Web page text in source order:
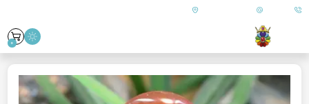
09179890157 ایران - فارس - کازرون
0